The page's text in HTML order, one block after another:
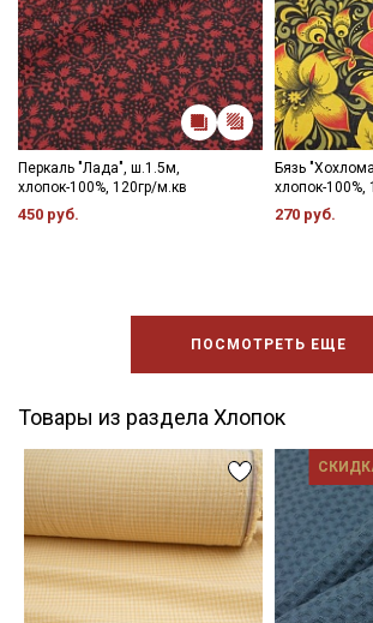
Перкаль "Лада", ш.1.5м,
хлопок-100%, 120гр/м.кв
450 руб.
Бязь
хлопок-100%,
270 руб.
ПОСМОТРЕТЬ ЕЩЕ
Товары из раздела Хлопок